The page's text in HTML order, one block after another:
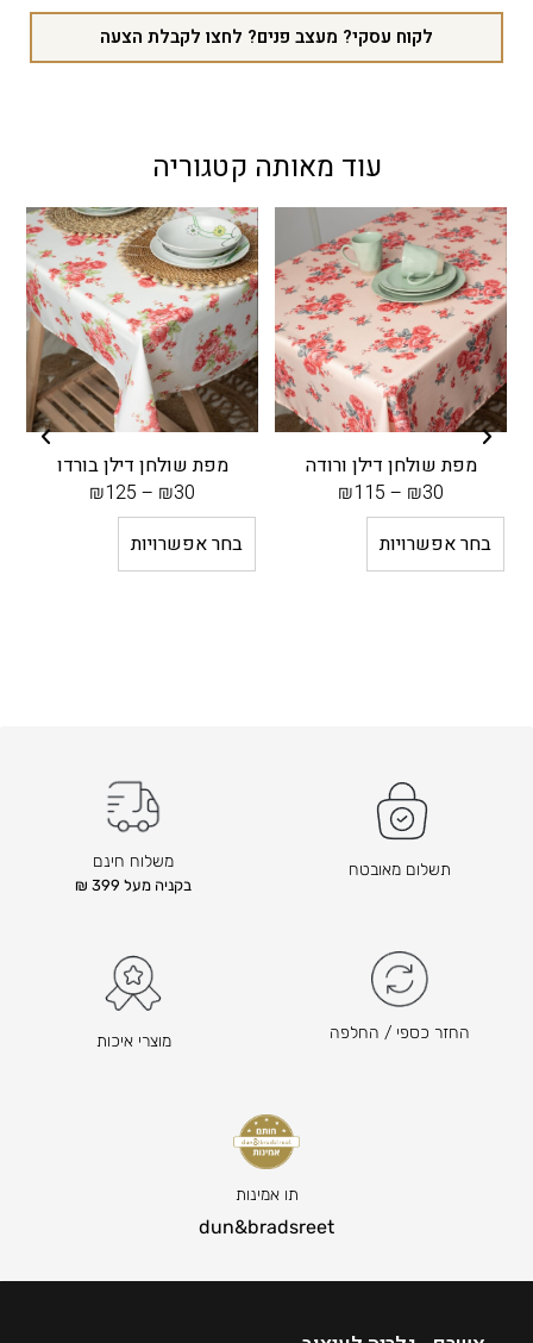
לקוח עסקי? מעצב פנים? לחצו לקבלת הצעה
עוד מאותה קטגוריה
מפת שולחן דילן ורודה
₪30
–
₪115
בחר אפשרויות
מפת שולחן דילן בורדו
₪30
–
₪125
בחר אפשרויות
תשלום מאובטח משלוח חינם
בקניה מעל 399 ₪
החזר כספי / החלפה מוצרי איכות
תו אמינות
dun&bradsreet